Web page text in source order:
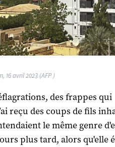
16 avril 2023 (AFP )
des frappes qui
reçu des coups de fils
le même genre
plus tard, alors qu'elle